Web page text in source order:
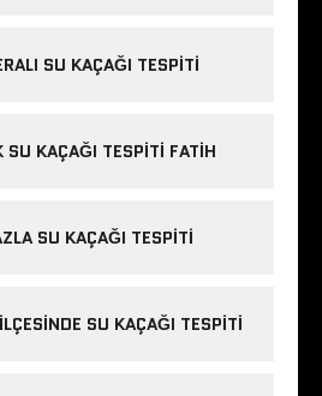
SU KAÇAĞI TESPITI
SU KAÇAĞI TESPITI FATIH
SU KAÇAĞI TESPITI
SU KAÇAĞI TESPITI